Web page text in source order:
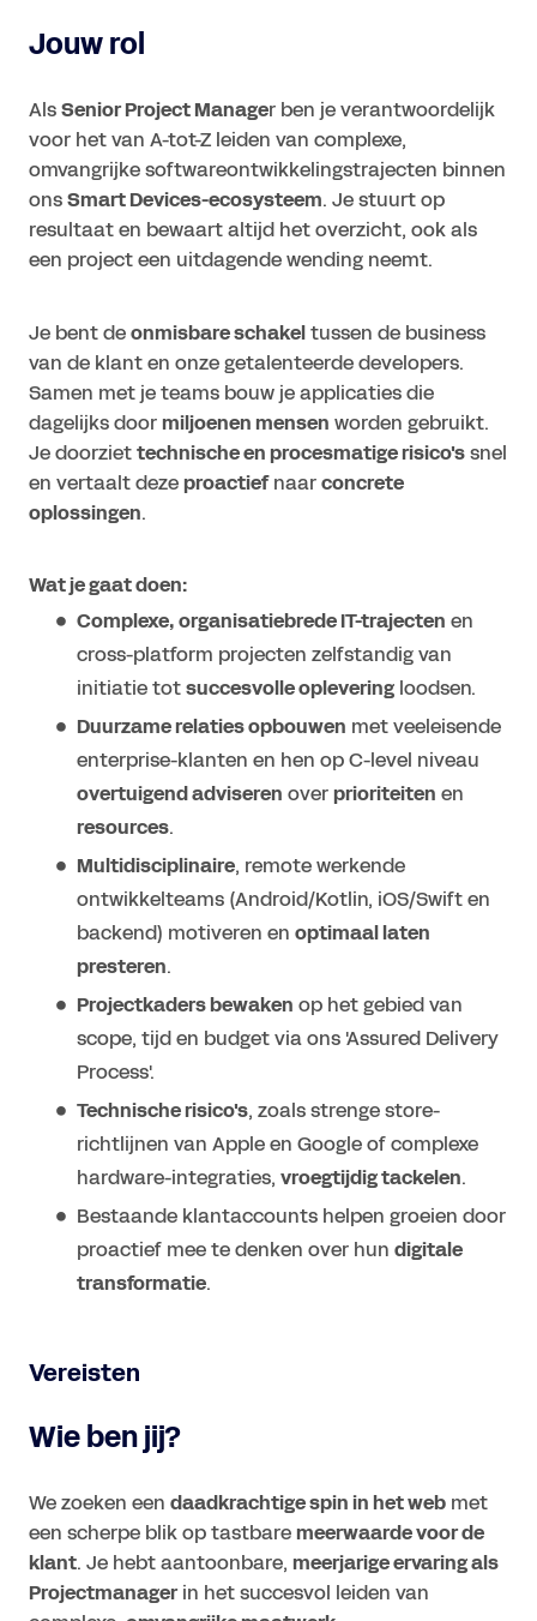
Jouw rol
AlsSenior Project Manager ben je verantwoordelijk
voor het van A-tot-Z leiden van complexe,
omvangrijke softwareontwikkelingstrajecten binnen
onsSmart Devices-ecosysteem. Je stuurt op
resultaat en bewaart altijd het overzicht, ook als
een project een uitdagende wending neemt.
Je bent deonmisbare schakeltussen de business
van de klant en onze getalenteerde developers.
Samen met je teams bouw je applicaties die
dagelijks doormiljoenen mensen worden gebruikt.
Je doorziettechnische en procesmatige risico'ssnel
en vertaalt dezeproactiefnaarconcrete
oplossingen.
Wat je gaat doen:
Complexe, organisatiebrede IT-trajecten en
cross-platform projecten zelfstandig van
initiatie totsuccesvolle oplevering loodsen.
Duurzame relaties opbouwen met veeleisende
enterprise-klanten en hen op C-level niveau
overtuigend adviseren overprioriteiten en
resources.
Multidisciplinaire, remote werkende
ontwikkelteams (Android/Kotlin, iOS/Swift en
backend) motiveren en optimaal laten
presteren.
Projectkaders bewaken op het gebied van
scope, tijd en budget via ons 'Assured Delivery
Process'.
Technische risico's, zoals strenge store-
richtlijnen van Apple en Google of complexe
hardware-integraties, vroegtijdig tackelen.
Bestaande klantaccounts helpen groeien door
proactief mee te denken over hun digitale
transformatie.
Vereisten
Wie ben jij?
We zoeken een daadkrachtige spin in het web met
een scherpe blik op tastbaremeerwaarde voor de
klant. Je hebt aantoonbare, meerjarige ervaring als
Projectmanagerin het succesvol leiden van